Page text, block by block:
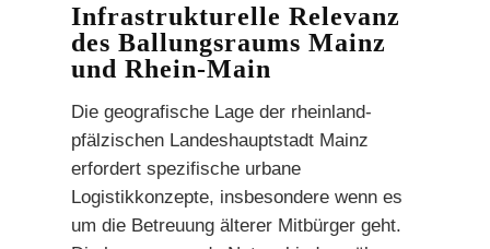
Infrastrukturelle Relevanz
des Ballungsraums Mainz
und Rhein-Main
Die geografische Lage der rheinland-
pfälzischen Landeshauptstadt Mainz
erfordert spezifische urbane
Logistikkonzepte, insbesondere wenn es
um die Betreuung älterer Mitbürger geht.